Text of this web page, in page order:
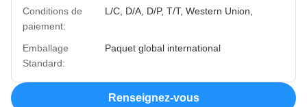
Conditions de
paiement:
L/C, D/A, D/P, T/T, Western Union,
Emballage
Standard:
Paquet global international
Renseignez-vous